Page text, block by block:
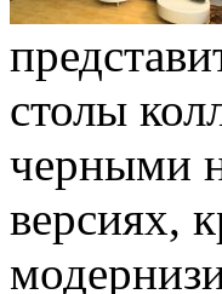
столы
черными
версиях,